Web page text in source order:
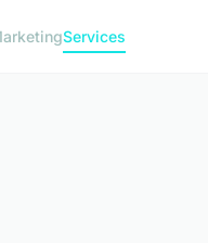
Services